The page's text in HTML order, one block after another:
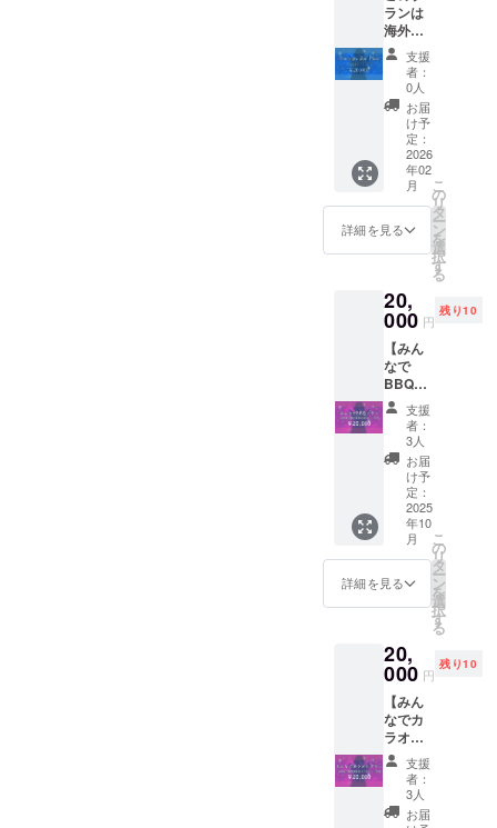
際、必
ず備考
欄に掲
載を希
望され
るお名
前をご
記入く
ださい
担くだ
さい。
・クラ
ウド
ファン
ディン
グ終了
後、日
時、場
所を支
援者様
と個別
に相談
す。 ・
イベン
ト参加
費、ス
タジオ
代、カ
メラマ
ン代な
ど実費
はご負
担くだ
さい。
・ス
タッフ
が同席
とがあ
りま
りがと
うボイ
ス ■サ
イン入
りKV壁
紙 ■初
配信お
名前記
（中）
メッ
セージ
※共通あ
りがと
うボイ
スは1分
前後を
予定し
てお
り、ダ
ウン
ロード
URLを
ていた
だきま
す ※お
名前の
掲載は
初配信
の際に
テキス
トでの
掲載と
なりま
す ※プ
ラン購
入の
際、必
ず備考
欄に掲
前をご
記入く
ださい
※缶バッ
ジの形
状は、
直径
57mm
の丸形
の缶
ランは
海外支
援者向
けのプ
ランと
なりま
す This
plan is
overse
support
ers 此
計劃適
用於國
者 ■共
通あり
がとう
ボイス
■サイン
入りKV
壁紙 ■
初配信
お名前
記載
（中）
■コメン
ト付き
お写真
データ
セット
■海外向
■海外向
真デー
タ ■
ローカ
ライズ
ボイス
メッ
セージ
■ローカ
ライズ
写真集
支援
者：
0人
お届
け予
定：
2026
年02
月
詳細を見る
こ
の
リ
タ
ー
ン
を
選
択
す
る
20,
000 円
残り10
【みん
なで
BBQプ
ラン】
★みん
なで
BBQ ・
ぷおぷ
おと
BBQを
するプ
ランで
す。コ
スプレ
の話や
イベン
タジオ
情報交
換、ク
ラファ
ンでの
色々な
できご
とをお
話しい
たしま
支援
者：
3人
お届
け予
定：
2025
年10
月
詳細を見る
こ
の
リ
タ
ー
ン
を
選
択
す
る
20,
000 円
残り10
【みん
なでカ
ラオケ
プラ
ン】 ★
みんな
でカラ
支援
者：
3人
お届